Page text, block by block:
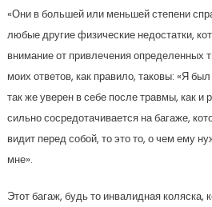
«Они в большей или меньшей степени
любые другие физические недостатки,
внимание от привлечения
моих ответов, как правило, таковы: «Я
так же уверен в себе после травмы, как и
сильно сосредотачивается на багаже,
видит перед собой, то это то, о чем ему
мне».
Этот багаж, будь то инвалидная коляска,